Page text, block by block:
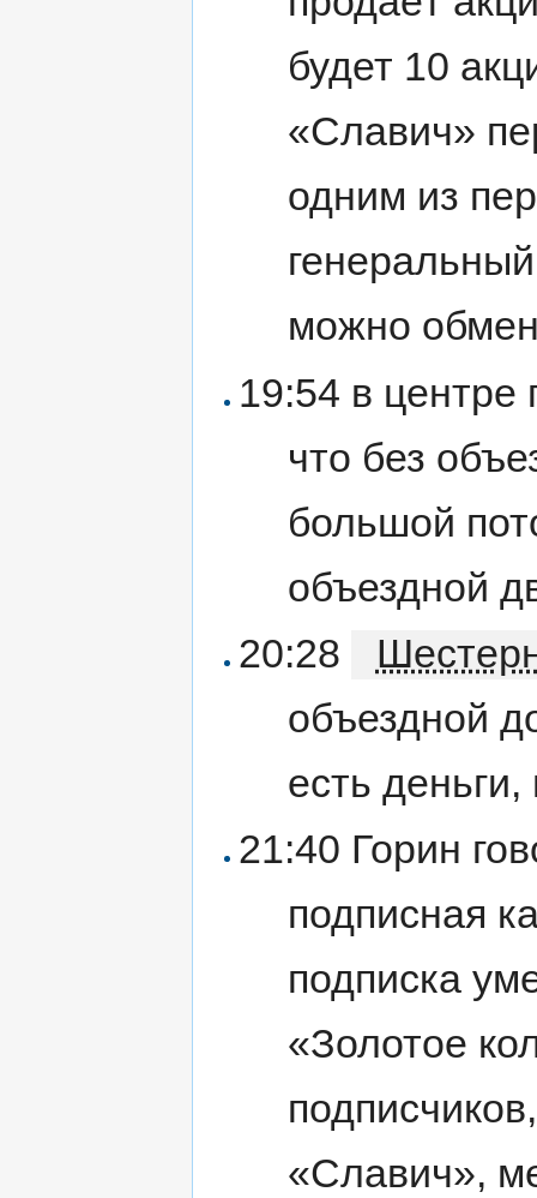
будет 10
«Славич»
одним из
можно
19:54 в центре
что без
большой
объездной
20:28
объездной
есть деньги,
21:40 Горин
подписная
подписка
«Золотое
«Славич»,